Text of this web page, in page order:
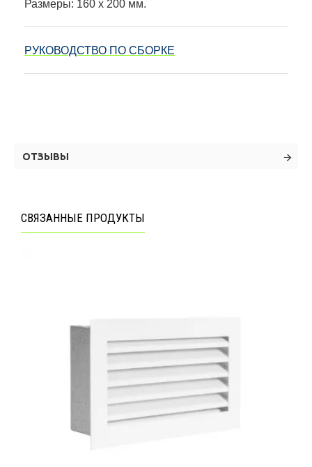
Размеры: 160 х 200 мм.
РУКОВОДСТВО ПО СБОРКЕ
ОТЗЫВЫ
СВЯЗАННЫЕ ПРОДУКТЫ